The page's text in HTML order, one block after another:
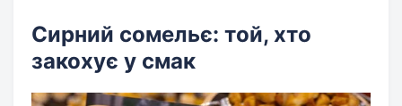
Сирний сомельє: той, хто
закохує у смак